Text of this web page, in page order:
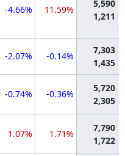
-4.66% 11.59%
5,590
1,211
-2.07% -0.14%
7,303
1,435
-0.74% -0.36%
5,720
2,305
1.07% 1.71%
7,790
1,722